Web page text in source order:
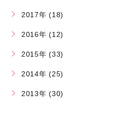
2017年 (18)
2016年 (12)
2015年 (33)
2014年 (25)
2013年 (30)